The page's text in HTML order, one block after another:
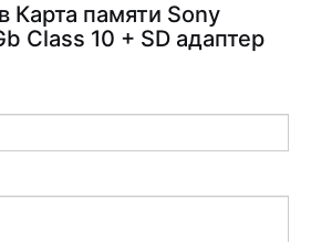
Карта памяти Sony
Class 10 + SD адаптер